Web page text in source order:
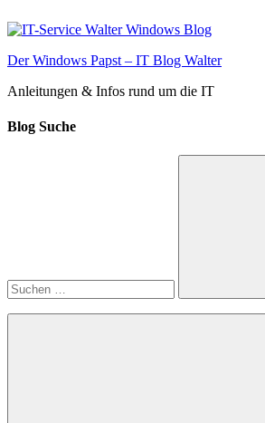
Inhalt
Der Windows Papst – IT Blog Walter
Anleitungen & Infos rund um die IT
Blog Suche